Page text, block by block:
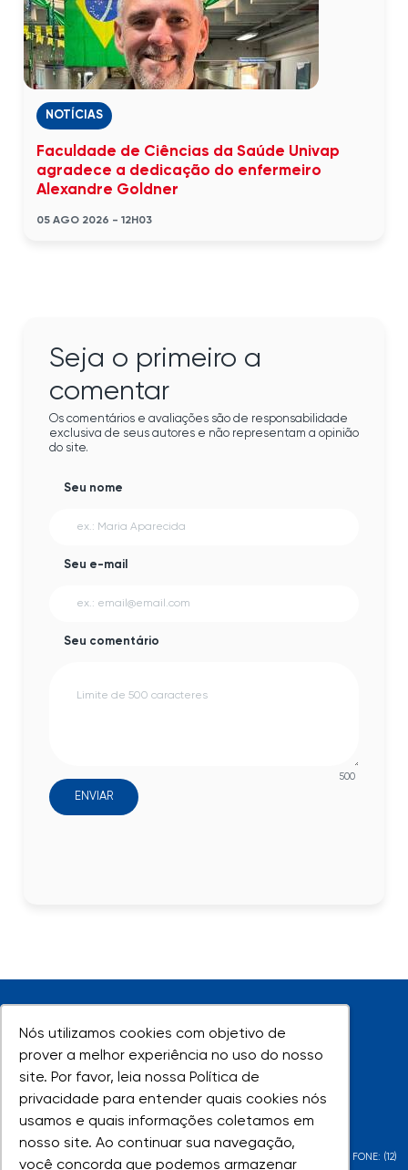
Nós utilizamos cookies com objetivo de
prover a melhor experiência no uso do nosso
site. Por favor, leia nossa Política de
privacidade para entender quais cookies nós
usamos e quais informações coletamos em
nosso site. Ao continuar sua navegação,
você concorda que podemos armazenar
Nós utilizamos cookies com objetivo de
prover a melhor experiência no uso do nosso
site. Por favor, leia nossa Política de
privacidade para entender quais cookies nós
usamos e quais informações coletamos em
nosso site. Ao continuar sua navegação,
você concorda que podemos armazenar
NOTÍCIAS
Faculdade de Ciências da Saúde Univap
agradece a dedicação do enfermeiro
Alexandre Goldner
05 AGO 2026 - 12H03
Seja o primeiro a
comentar
Os comentários e avaliações são de responsabilidade
exclusiva de seus autores e não representam a opinião
do site.
Seu nome
Seu e-mail
Seu comentário
500
ENVIAR
UNIVAP - Todos os direitos reservados
AV. SHISHIMA HIFUMI, 2911 - URBANOVA - SÃO JOSÉ DOS CAMPOS - SP - FONE: (12)